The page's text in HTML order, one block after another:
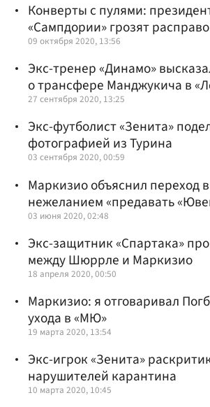
Конверты с пулями:
«Сампдории» грозят
09 октября 2020, 13:56
Экс-тренер «Динамо»
о трансфере Манджукича в
27 сентября 2020, 13:25
Экс-футболист «Зенита»
фотографией из Турина
03 сентября 2020, 00:59
Маркизио объяснил переход
нежеланием «предавать
03 июня 2020, 02:48
Экс-защитник «Спартака»
между Шюррле и Маркизио
18 апреля 2020, 00:50
Маркизио: я отговаривал
ухода в «МЮ»
19 марта 2020, 13:54
Экс-игрок «Зенита»
нарушителей карантина
10 марта 2020, 10:45